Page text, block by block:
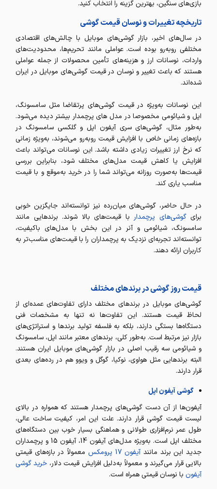
بازی‌های سنگین، بهترین گزینه را انتخاب کنید.
تاریخچه تغییرات و نوسان قیمت گوشی
در سال‌های اخیر، بازار گوشی‌های موبایل با چالش‌های اقتصادی
مختلفی روبه‌رو بوده است. عواملی مانند تحریم‌ها، محدودیت‌های
واردات، نوسانات ارز و هزینه‌های تأمین محصولات از جمله عواملی
هستند که باعث تغییر و نوسان در قیمت گوشی‌های موبایل در ایران
شده‌اند.
این نوسانات به‌ویژه در قیمت گوشی‌های پرتقاضا مثل سامسونگ،
اپل و شیائومی مخصوصا در مدل های پرچمدار بیشتر دیده می‌شود.
به‌طور مثال، گوشی‌های سری آیفون اپل و گلکسی سامسونگ در
بازه‌های زمانی خاص با افزایش قیمت روبه‌رو می‌شوند، به‌ویژه زمانی
که نرخ ارز تغییرات زیادی داشته باشد. این نوسانات می‌تواند باعث
افزایش یا کاهش قیمت مدل‌های مختلف شود، بنابراین بررسی
قیمت‌ها به‌صورت روزانه می‌تواند شما را در خرید به‌موقع و با قیمت
مناسب یاری کند.
در حال حاضر، گوشی‌های میان‌رده نیز توانسته‌اند جایگزین خوبی
برایگوشی‌های پرچمدار با قیمت‌های بالا شوند. برندهایی مانند
سامسونگ، شیائومی و آنر در این بخش با مدل‌های باکیفیت،
توانسته‌اند تجربه‌ای نزدیک به پرچمداران را با قیمت‌های مناسب‌تر به
کاربران ارائه دهند.
قیمت روز گوشی در برندهای مختلف
گوشی‌های موبایل در برندهای مختلف دارای تفاوت‌های عمده‌ای از
لحاظ قیمت هستند. این تفاوت‌ها نه تنها به مشخصات فنی
دستگاه‌ها بستگی دارند، بلکه به فلسفه‌ تولید برندها و استراتژی‌های
بازار نیز مرتبط است. به‌طور کلی، برندهای معتبر مانند اپل، سامسونگ
و شیائومی سه رقیب اصلی در بازار گوشی‌های موبایل ایران هستند.
البته برندهایی مثل هواوی، نوکیا، گوگل و ویوو هم در رده‌های بعدی
قرار دارند.
گوشی آیفون اپل
آیفون‌ها از آن دست گوشی‌های پرچمدار هستند که همواره در بالای
لیست قیمت گوشی قرار دارند. علت این امر، کیفیت ساخت عالی،
طول عمر نرم‌افزاری طولانی و هماهنگی بسیار خوب بین دستگاه‌های
مختلف اپل است. به‌ویژه مدل‌های آیفون 14، آیفون 15 و پرچمداران
جدید این برند مانندآیفون 17 پرومکس
معمولاً در بازه‌های قیمتی
بالایی قرار می‌گیرند و معمولاً به‌دلیل افزایش قیمت دلار، خرید گوشی
آیفون با نوسان قیمتی همراه است.